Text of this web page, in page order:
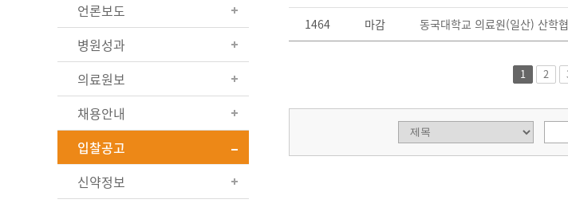
언론보도
병원성과
의료원보
채용안내
입찰공고
신약정보
1464
마감 동국대학교 의료원(일산) 산학
1 2